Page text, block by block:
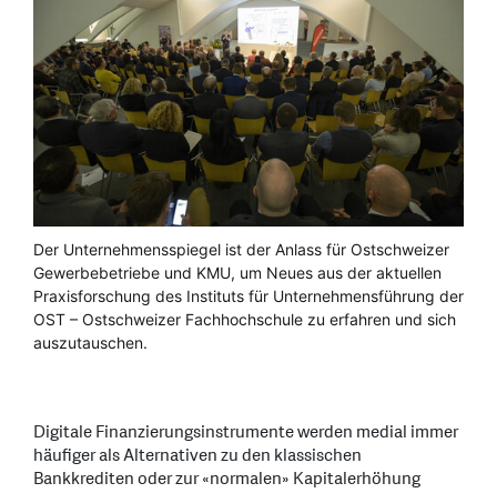
Der Unternehmensspiegel ist der Anlass für Ostschweizer
Gewerbebetriebe und KMU, um Neues aus der aktuellen
Praxisforschung des Instituts für Unternehmensführung der
OST – Ostschweizer Fachhochschule zu erfahren und sich
auszutauschen.
Digitale Finanzierungsinstrumente werden medial immer
häufiger als Alternativen zu den klassischen
Bankkrediten oder zur «normalen» Kapitalerhöhung